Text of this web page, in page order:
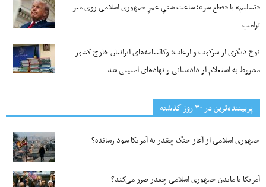
«تسلیم» یا «قطع سر»؛ ساعت شنیِ عمرِ جمهوری اسلامی روی میز
ترامپ
نوع دیگری از سرکوب و ارعاب؛ وکالتنامه‌های ایرانیان خارج کشور
مشروط به استعلام از دادستانی و نهادهای امنیتی شد
پربیننده‌ترین‌ در ۳۰ روز گذشته
جمهوری اسلامی از آغاز جنگ چقدر به آمریکا سود رسانده؟
آمریکا با ماندن جمهوری اسلامی چقدر ضرر می‌کند؟